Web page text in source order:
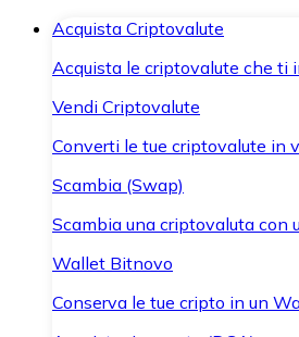
Acquista Criptovalute
Acquista le criptovalute che ti
Vendi Criptovalute
Converti le tue criptovalute in
Scambia (Swap)
Scambia una criptovaluta con
Wallet Bitnovo
Conserva le tue cripto in un